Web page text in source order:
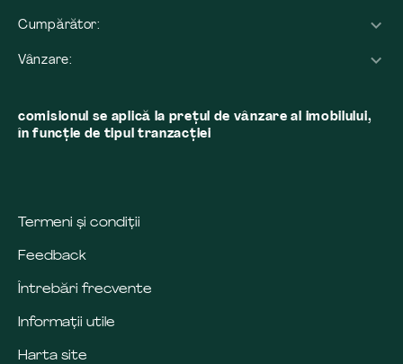
Cumpărător:
Vânzare:
comisionul se aplică la preţul de vânzare al imobilului,
în funcţie de tipul tranzacţiei
Termeni și condiții
Feedback
Întrebări frecvente
Informații utile
Harta site